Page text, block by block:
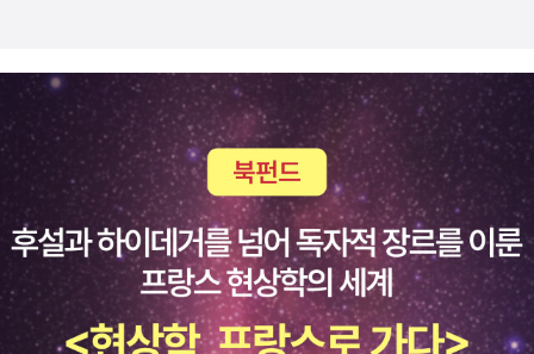
모자 이야기를 페러디 한것 처럼 아주 재미나다아프리카 가나에 사는
샐마는 심부름으로 시장에 갔다가 돌아오는 길에 늑대에 꾀임에 넘어
가게 된다그러나 샐마는 그렇게 나약한 아이가 아니었다샐마는 스스
로 할머니를 구했다과연 구가 훔쳐갔을까?아주 재미나고 멋진 그림
책그림 때문에 더 눈에 쏙 들어오는 그림책이다,마음이 아프다실제
한아이가 그린 그림과 이야기어느날 눈이 한쪽 보이지 않기 시작하더
니 뇌에 종양이 생겨서 죽음을 맞이 하게 된 소녀의 이야기소녀가 우
리들에게 남긴 따뜻한 이야기,할아버지와 이런 추억을 남길 수있다는
행복이 얼마나 좋을까참 멋진 그림책이다,우리아이에게도이런 추억